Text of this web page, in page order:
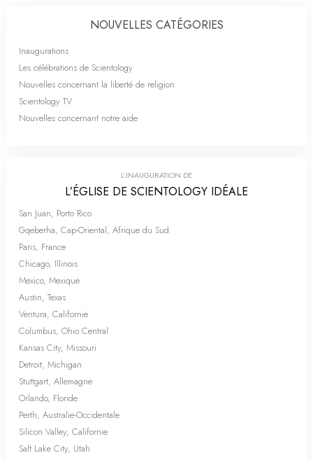
NOUVELLES CATÉGORIES
Inaugurations
Les célébrations de Scientology
Nouvelles concernant la liberté de religion
Scientology TV
Nouvelles concernant notre aide
L’INAUGURATION DE
L’ÉGLISE DE SCIENTOLOGY IDÉALE
San Juan, Porto Rico
Gqeberha, Cap-Oriental, Afrique du Sud
Paris, France
Chicago, Illinois
Mexico, Mexique
Austin, Texas
Ventura, Californie
Columbus, Ohio Central
Kansas City, Missouri
Detroit, Michigan
Stuttgart, Allemagne
Orlando, Floride
Perth, Australie-Occidentale
Silicon Valley, Californie
Salt Lake City, Utah